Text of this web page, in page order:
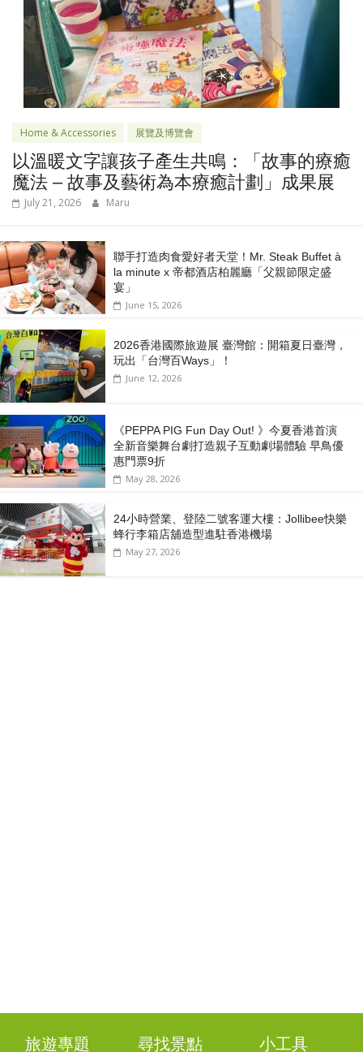
Home & Accessories 展覽及博覽會
以溫暖文字讓孩子產生共鳴：「故事的療癒
魔法 – 故事及藝術為本療癒計劃」成果展
July 21, 2026 Maru
聯手打造肉食愛好者天堂！Mr. Steak Buffet à
la minute x 帝都酒店柏麗廳「⽗親節限定盛
宴」
June 15, 2026
2026香港國際旅遊展 臺灣館：開箱夏日臺灣，
玩出「台灣百Ways」！
June 12, 2026
《PEPPA PIG Fun Day Out! 》今夏香港首演
全新音樂舞台劇打造親子互動劇場體驗 早鳥優
惠門票9折
May 28, 2026
24小時營業、登陸二號客運大樓：Jollibee快樂
蜂行李箱店舖造型進駐香港機場
May 27, 2026
旅遊專題 尋找景點 小工具